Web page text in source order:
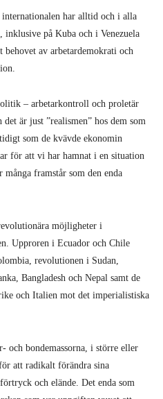
har alltid och i alla
på Kuba och i Venezuela
behovet av arbetardemokrati och
– arbetarkontroll och proletär
är just ”realismen” hos dem som
som de kvävde ekonomin
för att vi har hamnat i en situation
framstår som den enda
möjligheter i
Upproren i Ecuador och Chile
revolutionen i Sudan,
Bangladesh och Nepal samt de
och Italien mot det imperialistiska
och bondemassorna, i större eller
att radikalt förändra sina
och elände. Det enda som